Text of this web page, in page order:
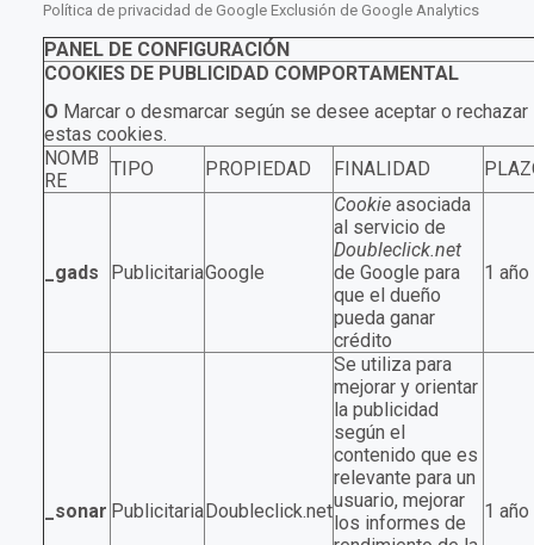
Política de privacidad de Google Exclusión de Google Analytics
PANEL DE CONFIGURACIÓN
COOKIES DE PUBLICIDAD COMPORTAMENTAL
O Marcar o desmarcar según se desee aceptar o
estas cookies.
NOMB
RE
TIPO PROPIEDAD FINALIDAD
_gads PublicitariaGoogle
Cookieasociada
al servicio de
Doubleclick.net
de Google para
que el dueño
pueda ganar
crédito
1 año
_sonar Publicitaria Doubleclick.net
Se utiliza para
mejorar y orientar
la publicidad
según el
contenido que es
relevante para un
usuario, mejorar
los informes de
1 año